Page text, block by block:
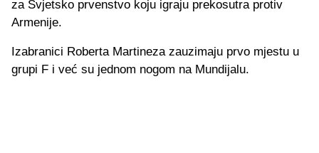
za Svjetsko prvenstvo koju igraju prekosutra protiv
Armenije.
Izabranici Roberta Martineza zauzimaju prvo mjestu u
grupi F i već su jednom nogom na Mundijalu.